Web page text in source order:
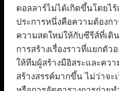
ดอลลาร์ไม่ได้เกิดขึ้นโดยไ
ประการหนึ่งคือความต้องก
ความสดใหม่ให้กับซีรีส์ที่เดิ
การสร้างเรื่องราวที่แยกตัว
ให้ทีมผู้สร้างมีอิสระและคว
สร้างสรรค์มากขึ้น ไม่ว่าจ